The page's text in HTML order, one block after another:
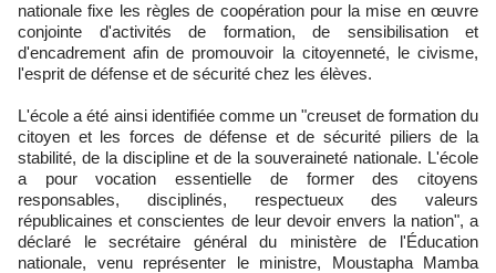
nationale fixe les règles de coopération pour la mise en œuvre
conjointe d'activités de formation, de sensibilisation et
d'encadrement afin de promouvoir la citoyenneté, le civisme,
l'esprit de défense et de sécurité chez les élèves.
L'école a été ainsi identifiée comme un "creuset de formation du
citoyen et les forces de défense et de sécurité piliers de la
stabilité, de la discipline et de la souveraineté nationale. L'école
a pour vocation essentielle de former des citoyens
responsables, disciplinés, respectueux des valeurs
républicaines et conscientes de leur devoir envers la nation", a
déclaré le secrétaire général du ministère de l'Éducation
nationale, venu représenter le ministre, Moustapha Mamba